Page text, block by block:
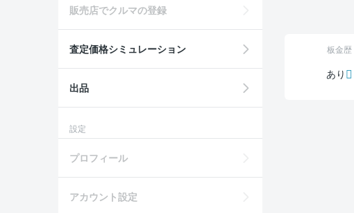
板金歴
あり
販売店でクルマの登録
査定価格シミュレーション
出品
設定
プロフィール
アカウント設定